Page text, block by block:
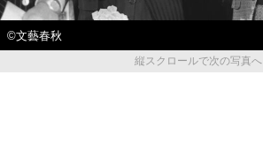
©文藝春秋
縦スクロールで次の写真へ